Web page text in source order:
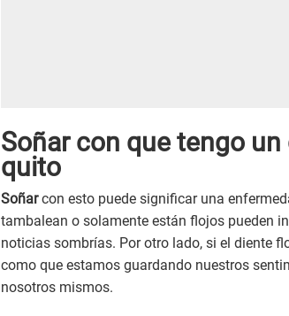
Soñar con que tengo
quito
Soñarcon esto puede significar una
tambalean o solamente están flojos pueden
noticias sombrías. Por otro lado, si el diente
como que estamos guardando nuestros
nosotros mismos.